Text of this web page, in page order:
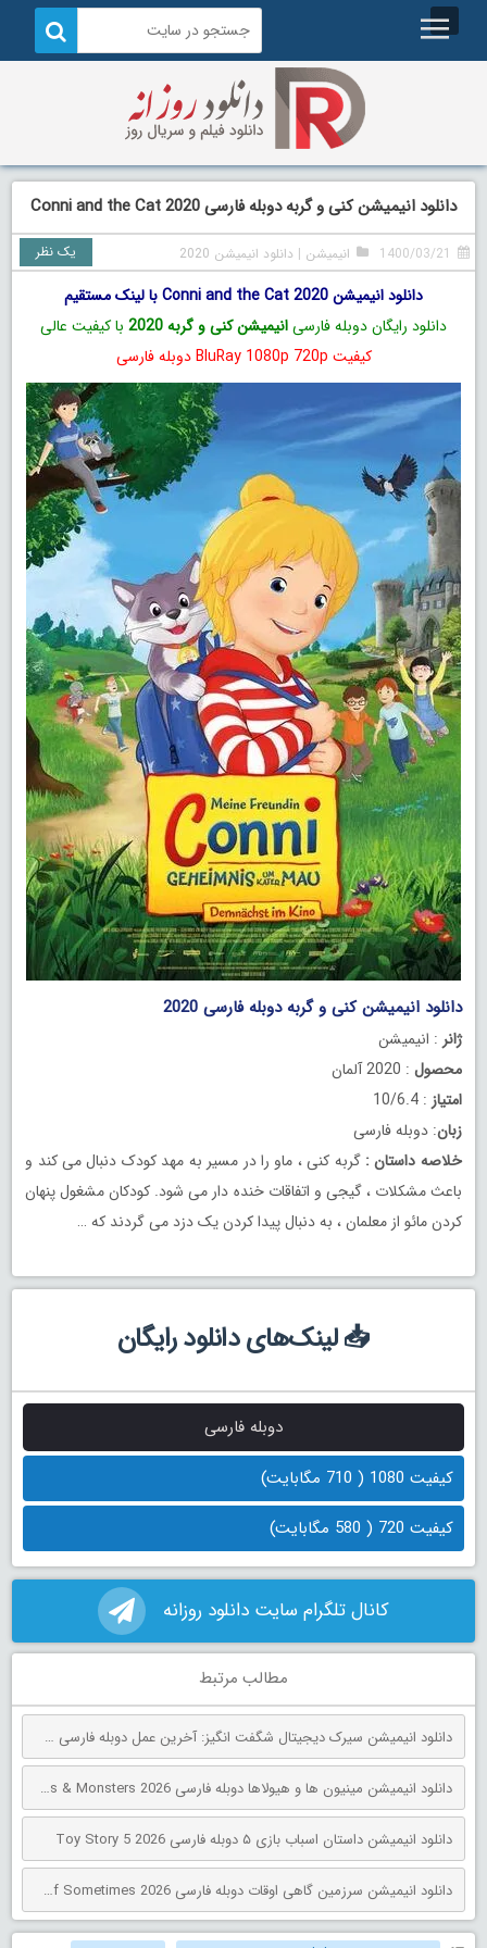
دانلود انیمیشن کنی و گربه دوبله فارسی Conni and the Cat 2020
1400/03/21 انیمیشن | دانلود انیمیشن 2020 یک نظر
دانلود انیمیشن Conni and the Cat 2020 با لینک مستقیم
دانلود رایگان دوبله فارسیانیمیشن کنی و گربه 2020
با کیفیت عالی
کیفیت BluRay 1080p 720p دوبله فارسی
دانلود انیمیشن کنی و گربه دوبله فارسی 2020
ژانر : انیمیشن
محصول : 2020 آلمان
امتیاز : 10/6.4
زبان: دوبله فارسی
خلاصه داستان :گربه کنی ، ماو را در مسیر به مهد کودک دنبال می کند و
باعث مشکلات ، گیجی و اتفاقات خنده دار می شود. کودکان مشغول پنهان
کردن مائو از معلمان ، به دنبال پیدا کردن یک دزد می گردند که …
📥 لینک‌های دانلود رایگان
دوبله فارسی
کیفیت 1080 ( 710 مگابایت)
کیفیت 720 ( 580 مگابایت)
کانال تلگرام سایت دانلود روزانه
مطالب مرتبط
دانلود انیمیشن سیرک دیجیتال شگفت انگیز: آخرین عمل دوبله فارسی The Amazing Digital Circus: The Last Act 2026
دانلود انیمیشن مینیون‌ ها و هیولاها دوبله فارسی Minions & Monsters 2026
دانلود انیمیشن داستان اسباب بازی ۵ دوبله فارسی Toy Story 5 2026
دانلود انیمیشن سرزمین گاهی اوقات دوبله فارسی The Land of Sometimes 2026